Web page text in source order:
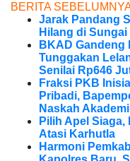
BERITA
Jarak Pandang
Hilang di Sungai
BKAD Gandeng
Tunggakan
Senilai Rp646
Fraksi PKB
Pribadi,
Naskah
Pilih Apel
Atasi Karhutla
Harmoni